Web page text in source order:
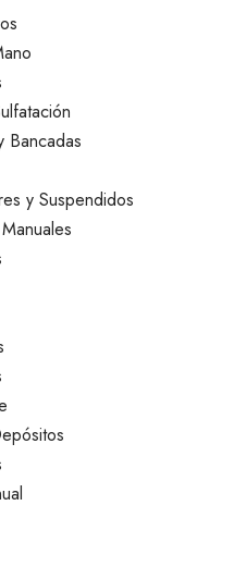
Bancadas
y Suspendidos